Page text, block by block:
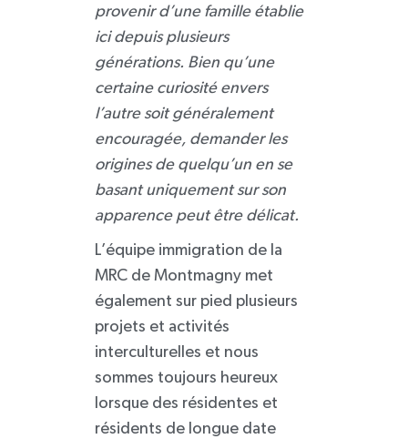
provenir d’une famille établie
ici depuis plusieurs
générations. Bien qu’une
certaine curiosité envers
l’autre soit généralement
encouragée, demander les
origines de quelqu’un en se
basant uniquement sur son
apparence peut être délicat.
L’équipe immigration de la
MRC de Montmagny met
également sur pied plusieurs
projets et activités
interculturelles et nous
sommes toujours heureux
lorsque des résidentes et
résidents de longue date